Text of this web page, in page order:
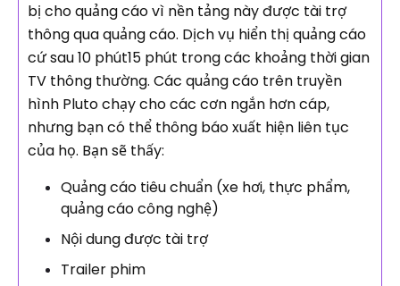
bị cho quảng cáo vì nền tảng này được tài trợ
thông qua quảng cáo. Dịch vụ hiển thị quảng cáo
cứ sau 10 phút15 phút trong các khoảng thời gian
TV thông thường. Các quảng cáo trên truyền
hình Pluto chạy cho các cơn ngắn hơn cáp,
nhưng bạn có thể thông báo xuất hiện liên tục
của họ. Bạn sẽ thấy:
Quảng cáo tiêu chuẩn (xe hơi, thực phẩm,
quảng cáo công nghệ)
Nội dung được tài trợ
Trailer phim